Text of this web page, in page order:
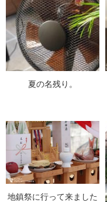
夏の名残り。
地鎮祭に行って来ました